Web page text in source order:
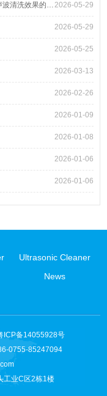
2026-05-29
洗效果的影响
2026-05-29
2026-05-25
2026-03-13
2026-02-26
2026-01-09
2026-01-08
2026-01-06
2026-01-06
Ultrasonic Cleaner
News
ICP备14055928号
0755-85247094
工业C区2栋1楼